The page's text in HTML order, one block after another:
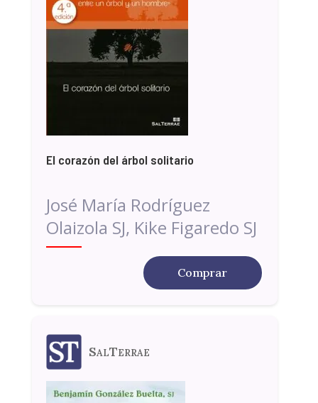
El corazón del árbol solitario
José María Rodríguez
Olaizola SJ, Kike Figaredo SJ
Comprar
SalTerrae